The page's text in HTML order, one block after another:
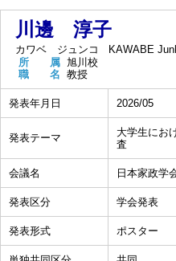
川邊 淳子
カワベ ジュンコ
KAWABE
所 属 旭川校
職 名 教授
発表年月日 2026/05
発表テーマ
大学生にお
査
会議名 日本家政学
発表区分 学会発表
発表形式 ポスター